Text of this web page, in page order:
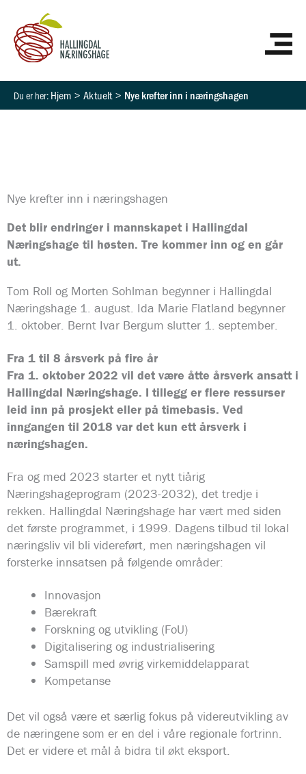
innholdet
Hjem Aktuelt Nye krefter inn i næringshagen
Nye krefter inn i næringshagen
Det blir endringer i mannskapet i Hallingdal
Næringshage til høsten. Tre kommer inn og en går
ut.
Tom Roll og Morten Sohlman begynner i Hallingdal
Næringshage 1. august. Ida Marie Flatland begynner
1. oktober. Bernt Ivar Bergum slutter 1. september.
Fra 1 til 8 årsverk på fire år
Fra 1. oktober 2022 vil det være åtte årsverk ansatt i
Hallingdal Næringshage. I tillegg er flere ressurser
leid inn på prosjekt eller på timebasis. Ved
inngangen til 2018 var det kun ett årsverk i
næringshagen.
Fra og med 2023 starter et nytt tiårig
Næringshageprogram (2023-2032), det tredje i
rekken. Hallingdal Næringshage har vært med siden
det første programmet, i 1999. Dagens tilbud til lokal
næringsliv vil bli videreført, men næringshagen vil
forsterke innsatsen på følgende områder:
Innovasjon
Bærekraft
Forskning og utvikling (FoU)
Digitalisering og industrialisering
Samspill med øvrig virkemiddelapparat
Kompetanse
Det vil også være et særlig fokus på videreutvikling av
de næringene som er en del i våre regionale fortrinn.
Det er videre et mål å bidra til økt eksport.